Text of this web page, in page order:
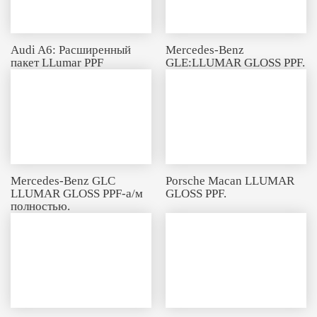
Audi A6: Расширенный
пакет LLumar PPF
Mercedes-Benz
GLE:LLUMAR GLOSS PPF.
Mercedes-Benz GLC
LLUMAR GLOSS PPF-а/м
полностью.
Porsche Macan LLUMAR
GLOSS PPF.